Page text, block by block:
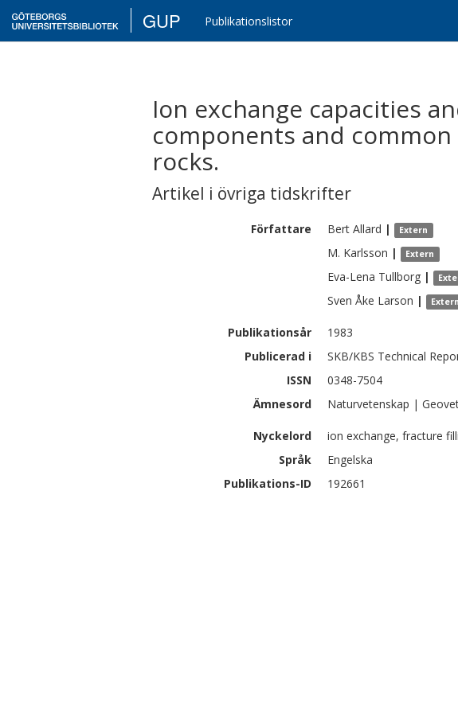
GUP Publikationslistor
Ion exchange capacities
components and
rocks.
Artikel i övriga tidskrifter
Författare Bert Allard | Extern
M. Karlsson | Extern
Eva-Lena Tullborg |
Sven Åke Larson | Extern
Publikationsår
1983
Publicerad i
SKB/KBS Technical
ISSN
0348-7504
Ämnesord
Naturvetenskap |
Nyckelord
ion exchange, fracture
Språk
Engelska
Publikations-ID
192661